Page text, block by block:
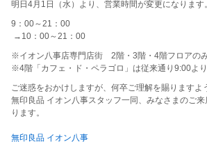
明日4月1日（水）より、営業時間が変更になります。
9：00～21：00
→10：00～21：00
※イオン八事店専門店街 2階・3階・4階フロアのみ
※4階「カフェ・ド・ペラゴロ」は従来通り9:00より
ご迷惑をおかけしますが、何卒ご理解を賜りますよ
無印良品 イオン八事スタッフ一同、みなさまのご
ります。
無印良品 イオン八事